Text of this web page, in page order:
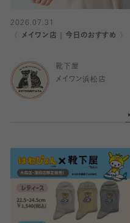
2026.07.31
〈 メイワン店｜今日のおすすめ 〉
靴下屋
メイワン浜松店